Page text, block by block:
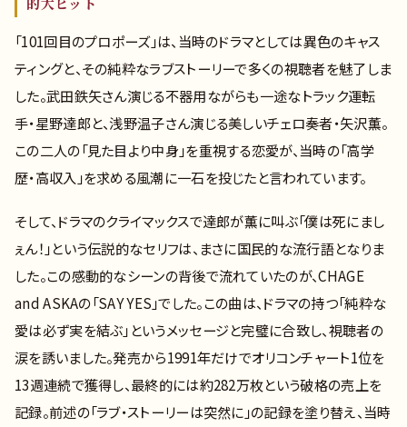
「101回目のプロポーズ」は、当時のドラマとしては異色のキャス
ティングと、その純粋なラブストーリーで多くの視聴者を魅了しま
した。武田鉄矢さん演じる不器用ながらも一途なトラック運転
手・星野達郎と、浅野温子さん演じる美しいチェロ奏者・矢沢薫。
この二人の「見た目より中身」を重視する恋愛が、当時の「高学
歴・高収入」を求める風潮に一石を投じたと言われています。
そして、ドラマのクライマックスで達郎が薫に叫ぶ「僕は死にまし
ぇん！」という伝説的なセリフは、まさに国民的な流行語となりま
した。この感動的なシーンの背後で流れていたのが、CHAGE
and ASKAの「SAY YES」でした。この曲は、ドラマの持つ「純粋な
愛は必ず実を結ぶ」というメッセージと完璧に合致し、視聴者の
涙を誘いました。発売から1991年だけでオリコンチャート1位を
13週連続で獲得し、最終的には約282万枚という破格の売上を
記録。前述の「ラブ・ストーリーは突然に」の記録を塗り替え、当時